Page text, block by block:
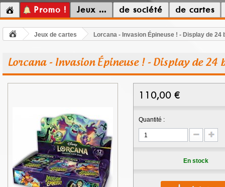
Promo ! Jeux ... de société de cartes
Jeux de cartes Lorcana - Invasion Épineuse ! - Display de 24
Lorcana - Invasion Épineuse ! - Display de 24
110,00 €
Quantité :
En stock